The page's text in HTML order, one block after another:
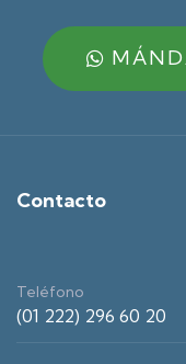
Contacto
Teléfono
(01 222) 296 60 20